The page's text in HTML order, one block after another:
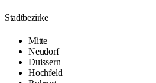
Stadtbezirke
Mitte
Neudorf
Duissern
Hochfeld